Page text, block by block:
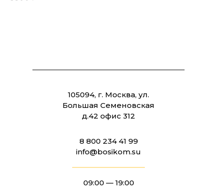
105094, г. Москва, ул.
Большая Семеновская
д.42 офис 312
8 800 234 41 99
info@bosikom.su
09:00 — 19:00